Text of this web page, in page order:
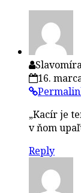
16.
„Kacír je
v ňom
Reply